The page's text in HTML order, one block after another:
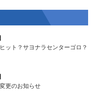
ット？サヨナラセンターゴロ？
更のお知らせ